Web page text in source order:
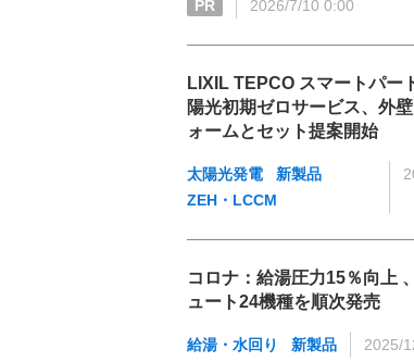
PR 2026/7/10 0:00
LIXIL TEPCO スマートパー
陽光初期ゼロサービス、外
ォームとセット提案開始
太陽光発電
新製品
ZEH・LCCM
コロナ：給湯圧力15％向上
ュート24機種を順次発売
給湯・水回り 新製品 2025/